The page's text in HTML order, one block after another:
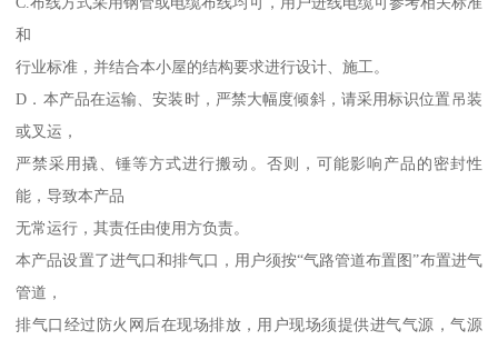
和
行业标准，并结合本小屋的结构要求进行设计、施工。
D．本产品在运输、安装时，严禁大幅度倾斜，请采用标识位置吊装
或叉运，
严禁采用撬、锤等方式进行搬动。否则，可能影响产品的密封性
能，导致本产品
无常运行，其责任由使用方负责。
本产品设置了进气口和排气口，用户须按“气路管道布置图”布置进气
管道，
排气口经过防火网后在现场排放，用户现场须提供进气气源，气源